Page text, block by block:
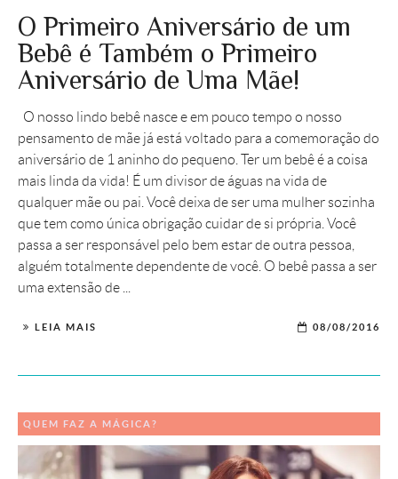
O Primeiro Aniversário de um
Bebê é Também o Primeiro
Aniversário de Uma Mãe!
O nosso lindo bebê nasce e em pouco tempo o nosso
pensamento de mãe já está voltado para a comemoração do
aniversário de 1 aninho do pequeno. Ter um bebê é a coisa
mais linda da vida! É um divisor de águas na vida de
qualquer mãe ou pai. Você deixa de ser uma mulher sozinha
que tem como única obrigação cuidar de si própria. Você
passa a ser responsável pelo bem estar de outra pessoa,
alguém totalmente dependente de você. O bebê passa a ser
uma extensão de ...
LEIA MAIS 08/08/2016
QUEM FAZ A MÁGICA?